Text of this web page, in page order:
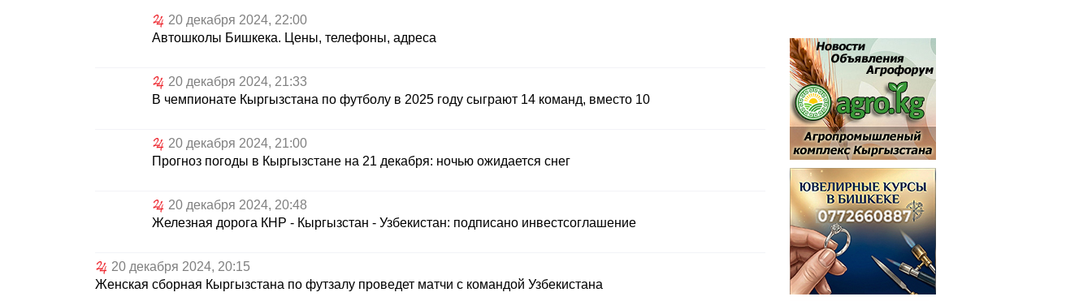
20 декабря 2024, 22:00
Автошколы Бишкека. Цены, телефоны, адреса
20 декабря 2024, 21:33
В чемпионате Кыргызстана по футболу в 2025 году сыграют 14 команд, вместо 10
20 декабря 2024, 21:00
Прогноз погоды в Кыргызстане на 21 декабря: ночью ожидается снег
20 декабря 2024, 20:48
Железная дорога КНР - Кыргызстан - Узбекистан: подписано инвестсоглашение
20 декабря 2024, 20:15
Женская сборная Кыргызстана по футзалу проведет матчи с командой Узбекистана